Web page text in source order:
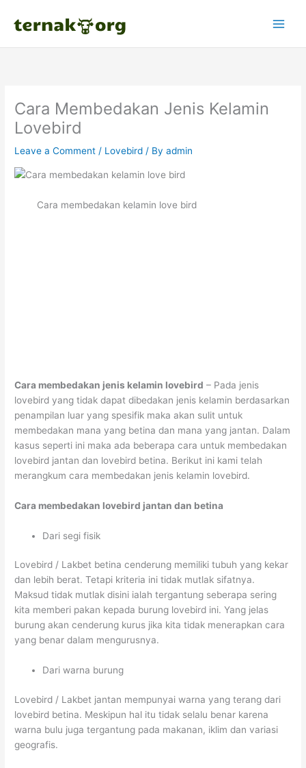
Cara Membedakan Jenis Kelamin
Lovebird
Leave a Comment / Lovebird / Byadmin
Cara membedakan kelamin love bird
Cara membedakan jenis kelamin lovebird – Pada jenis
lovebird yang tidak dapat dibedakan jenis kelamin berdasarkan
penampilan luar yang spesifik maka akan sulit untuk
membedakan mana yang betina dan mana yang jantan. Dalam
kasus seperti ini maka ada beberapa cara untuk membedakan
lovebird jantan dan lovebird betina. Berikut ini kami telah
merangkum cara membedakan jenis kelamin lovebird.
Cara membedakan lovebird jantan dan betina
Dari segi fisik
Lovebird / Lakbet betina cenderung memiliki tubuh yang kekar
dan lebih berat. Tetapi kriteria ini tidak mutlak sifatnya.
Maksud tidak mutlak disini ialah tergantung seberapa sering
kita memberi pakan kepada burung lovebird ini. Yang jelas
burung akan cenderung kurus jika kita tidak menerapkan cara
yang benar dalam mengurusnya.
Dari warna burung
Lovebird / Lakbet jantan mempunyai warna yang terang dari
lovebird betina. Meskipun hal itu tidak selalu benar karena
warna bulu juga tergantung pada makanan, iklim dan variasi
geografis.